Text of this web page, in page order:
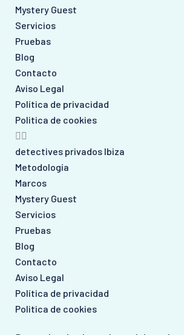
Mystery Guest
Servicios
Pruebas
Blog
Contacto
Aviso Legal
Política de privacidad
Politica de cookies
detectives privados Ibiza
Metodología
Marcos
Mystery Guest
Servicios
Pruebas
Blog
Contacto
Aviso Legal
Política de privacidad
Politica de cookies